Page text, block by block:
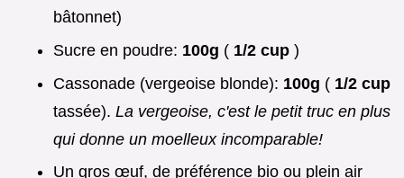
bâtonnet)
Sucre en poudre: 100g ( 1/2 cup )
Cassonade (vergeoise blonde): 100g ( 1/2 cup
tassée). La vergeoise, c'est le petit truc en plus
qui donne un moelleux incomparable!
Un gros œuf, de préférence bio ou plein air